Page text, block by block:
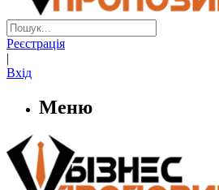
Реєстрація
|
Вхід
Меню